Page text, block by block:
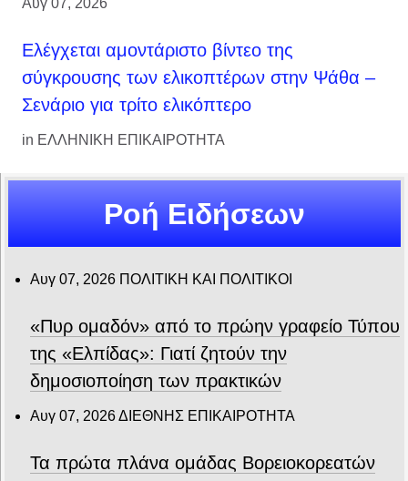
Ελέγχεται αμοντάριστο βίντεο της
σύγκρουσης των ελικοπτέρων στην Ψάθα –
Σενάριο για τρίτο ελικόπτερο
in ΕΛΛΗΝΙΚΗ ΕΠΙΚΑΙΡΟΤΗΤΑ
Ροή Ειδήσεων
Αυγ 07, 2026 ΠΟΛΙΤΙΚΗ ΚΑΙ ΠΟΛΙΤΙΚΟΙ
«Πυρ ομαδόν» από το πρώην γραφείο Τύπου
της «Ελπίδας»: Γιατί ζητούν την
δημοσιοποίηση των πρακτικών
Αυγ 07, 2026ΔΙΕΘΝΗΣ ΕΠΙΚΑΙΡΟΤΗΤΑ
Τα πρώτα πλάνα ομάδας Βορειοκορεατών